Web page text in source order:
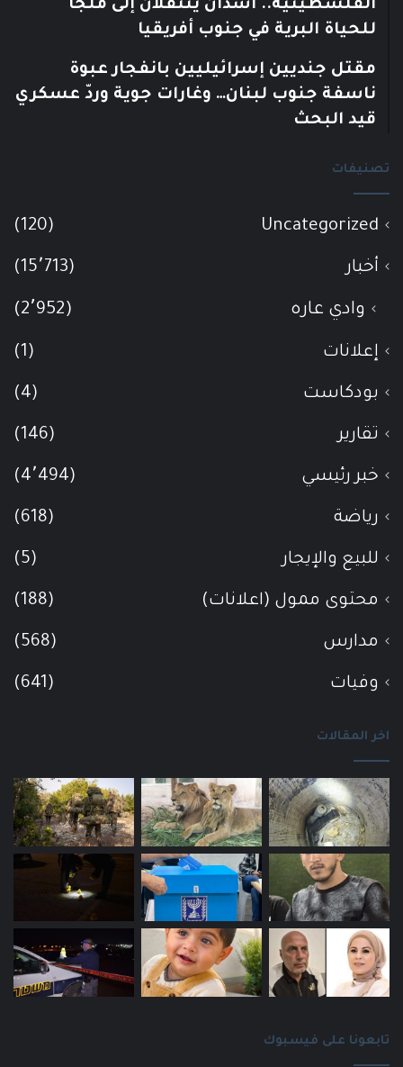
الفلسطينية.. أسدان ينتقلان إلى ملجأ
للحياة البرية في جنوب أفريقيا
مقتل جنديين إسرائيليين بانفجار عبوة
ناسفة جنوب لبنان… وغارات جوية وردّ عسكري
قيد البحث
تصنيفات
Uncategorized
(120)
أخبار (15٬713)
وادي عاره (2٬952)
إعلانات (1)
بودكاست (4)
تقارير (146)
خبر رئيسي (4٬494)
رياضة (618)
للبيع والإيجار (5)
محتوى ممول (اعلانات) (188)
مدارس (568)
وفيات (641)
اخر المقالات
تابعونا على فيسبوك